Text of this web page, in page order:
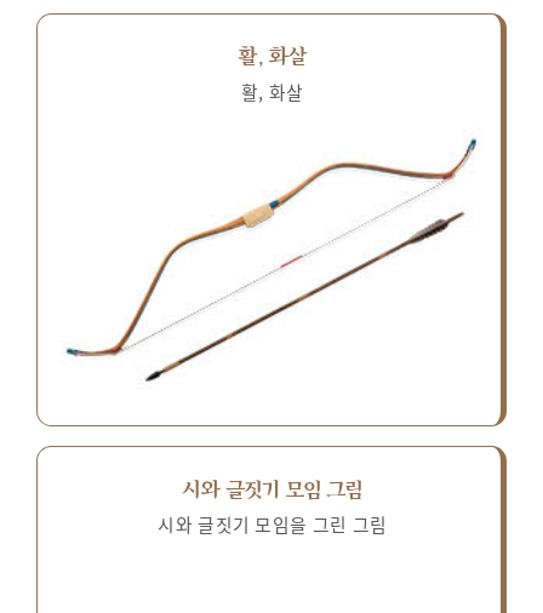
활, 화살
활, 화살
시와 글짓기 모임 그림
시와 글짓기 모임을 그린 그림